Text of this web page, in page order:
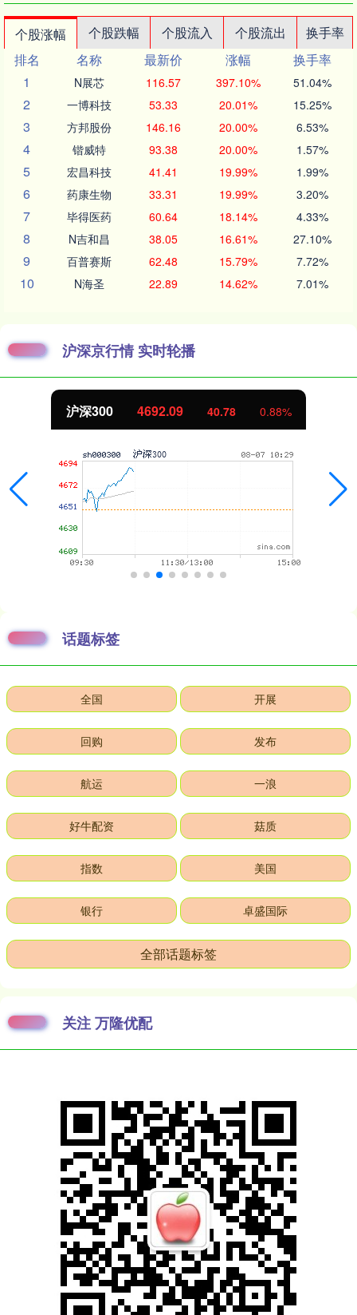
个股涨幅 个股跌幅 个股流入 个股流出
换手率
排名
名称 最新价 涨幅
换手率
1
N展芯 116.57 397.10% 51.04%
2 一博科技 53.33 20.01% 15.25%
3 方邦股份 146.16 20.00% 6.53%
4 锴威特 93.38 20.00% 1.57%
5 宏昌科技 41.41 19.99% 1.99%
6 药康生物 33.31 19.99% 3.20%
7 毕得医药 60.64 18.14% 4.33%
8 N吉和昌 38.05 16.61% 27.10%
9 百普赛斯 62.48 15.79% 7.72%
10 N海圣 22.89 14.62% 7.01%
沪深京行情 实时轮播
沪深300 4692.09 40.78 0.88%
话题标签
全国 开展
回购 发布
航运 一浪
好牛配资 菇质
指数 美国
银行 卓盛国际
全部话题标签
关注 万隆优配